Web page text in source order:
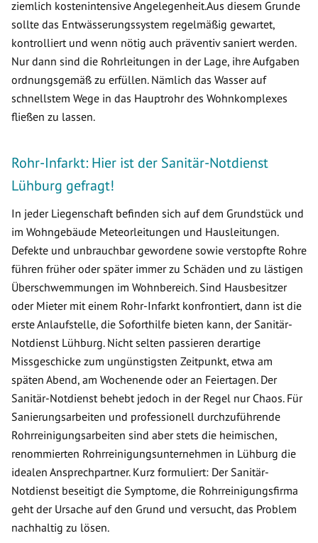
ziemlich kostenintensive Angelegenheit.Aus diesem Grunde
sollte das Entwässerungssystem regelmäßig gewartet,
kontrolliert und wenn nötig auch präventiv saniert werden.
Nur dann sind die Rohrleitungen in der Lage, ihre Aufgaben
ordnungsgemäß zu erfüllen. Nämlich das Wasser auf
schnellstem Wege in das Hauptrohr des Wohnkomplexes
fließen zu lassen.
Rohr-Infarkt: Hier ist der Sanitär-Notdienst
Lühburg gefragt!
In jeder Liegenschaft befinden sich auf dem Grundstück und
im Wohngebäude Meteorleitungen und Hausleitungen.
Defekte und unbrauchbar gewordene sowie verstopfte Rohre
führen früher oder später immer zu Schäden und zu lästigen
Überschwemmungen im Wohnbereich. Sind Hausbesitzer
oder Mieter mit einem Rohr-Infarkt konfrontiert, dann ist die
erste Anlaufstelle, die Soforthilfe bieten kann, der Sanitär-
Notdienst Lühburg. Nicht selten passieren derartige
Missgeschicke zum ungünstigsten Zeitpunkt, etwa am
späten Abend, am Wochenende oder an Feiertagen. Der
Sanitär-Notdienst behebt jedoch in der Regel nur Chaos. Für
Sanierungsarbeiten und professionell durchzuführende
Rohrreinigungsarbeiten sind aber stets die heimischen,
renommierten Rohrreinigungsunternehmen in Lühburg die
idealen Ansprechpartner. Kurz formuliert: Der Sanitär-
Notdienst beseitigt die Symptome, die Rohrreinigungsfirma
geht der Ursache auf den Grund und versucht, das Problem
nachhaltig zu lösen.